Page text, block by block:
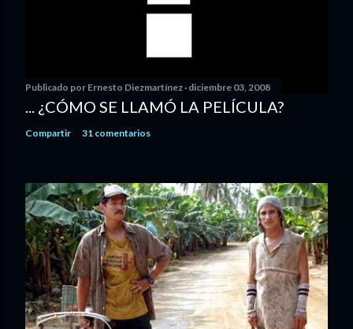
Publicado por Ernesto Diezmartínez diciembre 03, 2008
... ¿CÓMO SE LLAMÓ LA PELÍCULA?
Compartir 31 comentarios